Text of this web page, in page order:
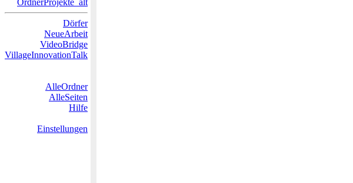
OrdnerProjekte_alt
Dörfer
NeueArbeit
VideoBridge
VillageInnovationTalk
AlleOrdner
AlleSeiten
Hilfe
Einstellungen